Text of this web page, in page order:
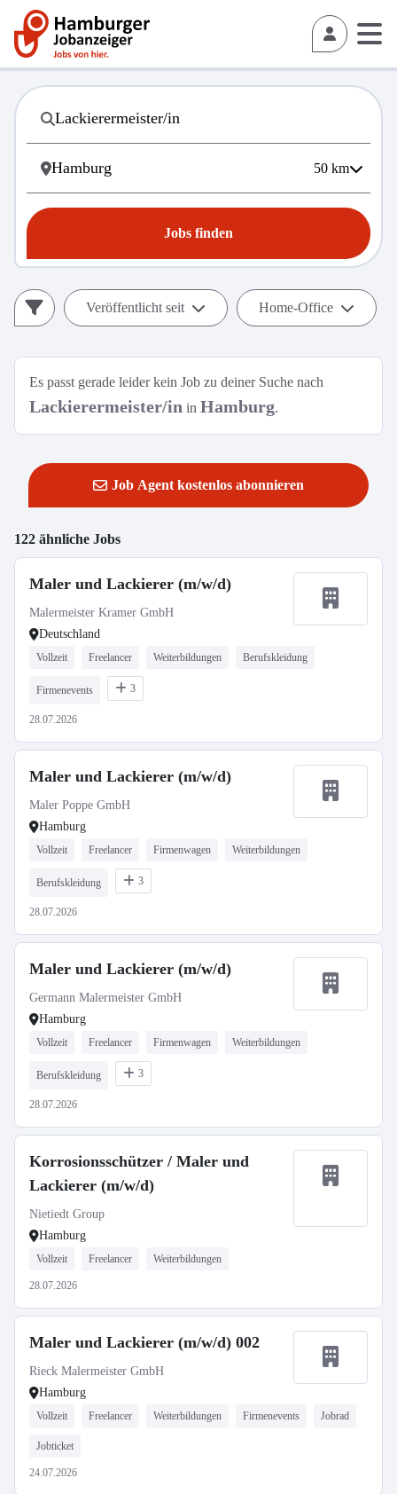
50 km
Jobs finden
Veröffentlicht seit Home-Office
Es passt gerade leider kein Job zu deiner Suche nach
Lackierermeister/in in Hamburg.
Job Agent kostenlos abonnieren
122 ähnliche Jobs
Maler und Lackierer (m/w/d)
Malermeister Kramer GmbH
Deutschland
Vollzeit Freelancer Weiterbildungen Berufskleidung
Firmenevents 3
28.07.2026
Maler und Lackierer (m/w/d)
Maler Poppe GmbH
Hamburg
Vollzeit Freelancer Firmenwagen Weiterbildungen
Berufskleidung 3
28.07.2026
Maler und Lackierer (m/w/d)
Germann Malermeister GmbH
Hamburg
Vollzeit Freelancer Firmenwagen Weiterbildungen
Berufskleidung 3
28.07.2026
Korrosionsschützer / Maler und
Lackierer (m/w/d)
Nietiedt Group
Hamburg
Vollzeit Freelancer Weiterbildungen
28.07.2026
Maler und Lackierer (m/w/d) 002
Rieck Malermeister GmbH
Hamburg
Vollzeit Freelancer Weiterbildungen Firmenevents Jobrad
Jobticket
24.07.2026